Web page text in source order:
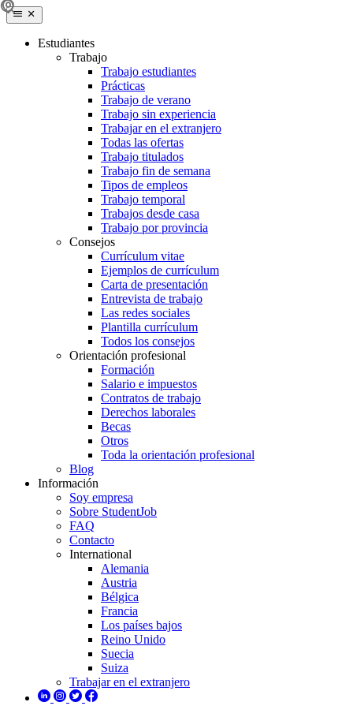
Estudiantes
Trabajo
Trabajo estudiantes
Prácticas
Trabajo de verano
Trabajo sin experiencia
Trabajar en el extranjero
Todas las ofertas
Trabajo titulados
Trabajo fin de semana
Tipos de empleos
Trabajo temporal
Trabajos desde casa
Trabajo por provincia
Consejos
Currículum vitae
Ejemplos de currículum
Carta de presentación
Entrevista de trabajo
Las redes sociales
Plantilla currículum
Todos los consejos
Orientación profesional
Formación
Salario e impuestos
Contratos de trabajo
Derechos laborales
Becas
Otros
Toda la orientación profesional
Blog
Información
Soy empresa
Sobre StudentJob
FAQ
Contacto
International
Alemania
Austria
Bélgica
Francia
Los países bajos
Reino Unido
Suecia
Suiza
Trabajar en el extranjero